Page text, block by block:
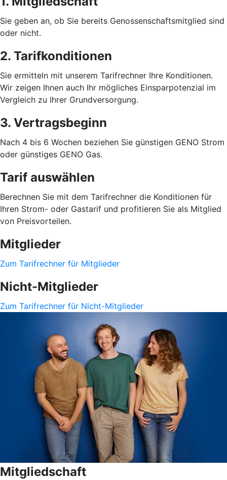
Sie geben an, ob Sie bereits Genossenschaftsmitglied sind
oder nicht.
2. Tarifkonditionen
Sie ermitteln mit unserem Tarifrechner Ihre Konditionen.
Wir zeigen Ihnen auch Ihr mögliches Einsparpotenzial im
Vergleich zu Ihrer Grundversorgung.
3. Vertragsbeginn
Nach 4 bis 6 Wochen beziehen Sie günstigen GENO Strom
oder günstiges GENO Gas.
Tarif auswählen
Berechnen Sie mit dem Tarifrechner die Konditionen für
Ihren Strom- oder Gastarif und profitieren Sie als Mitglied
von Preisvorteilen.
Mitglieder
Zum Tarifrechner für Mitglieder
Nicht-Mitglieder
Zum Tarifrechner für Nicht-Mitglieder
Mitgliedschaft